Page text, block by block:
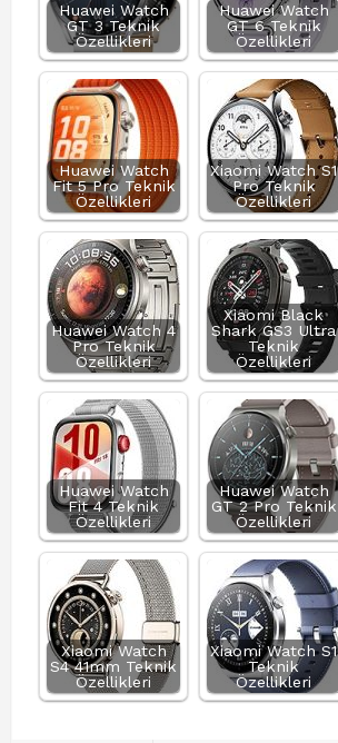
Huawei Watch
GT 3 Teknik
Özellikleri
Huawei Watch
GT 6 Teknik
Özellikleri
Huawei Watch
Fit 5 Pro Teknik
Özellikleri
Xiaomi Watch S1
Pro Teknik
Özellikleri
Huawei Watch 4
Pro Teknik
Özellikleri
Xiaomi Black
Shark GS3 Ultra
Teknik
Özellikleri
Huawei Watch
Fit 4 Teknik
Özellikleri
Huawei Watch
GT 2 Pro Teknik
Özellikleri
Xiaomi Watch
S4 41mm Teknik
Özellikleri
Xiaomi Watch S1
Teknik
Özellikleri